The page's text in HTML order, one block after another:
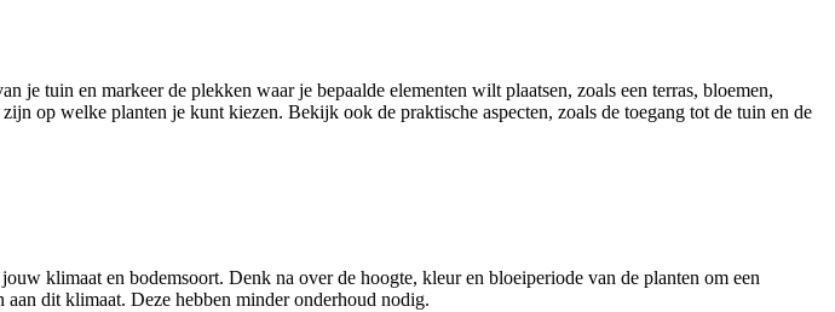
je tuin en markeer de plekken waar je bepaalde elementen wilt plaatsen, zoals een terras, bloemen,
op welke planten je kunt kiezen. Bekijk ook de praktische aspecten, zoals de toegang tot de tuin en de
klimaat en bodemsoort. Denk na over de hoogte, kleur en bloeiperiode van de planten om een
dit klimaat. Deze hebben minder onderhoud nodig.